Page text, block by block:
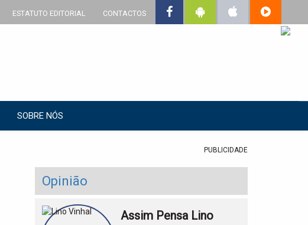
ESTATUTO EDITORIAL CONTACTOS
SOBRE NÓS
PUBLICIDADE
Opinião
Assim Pensa Lino